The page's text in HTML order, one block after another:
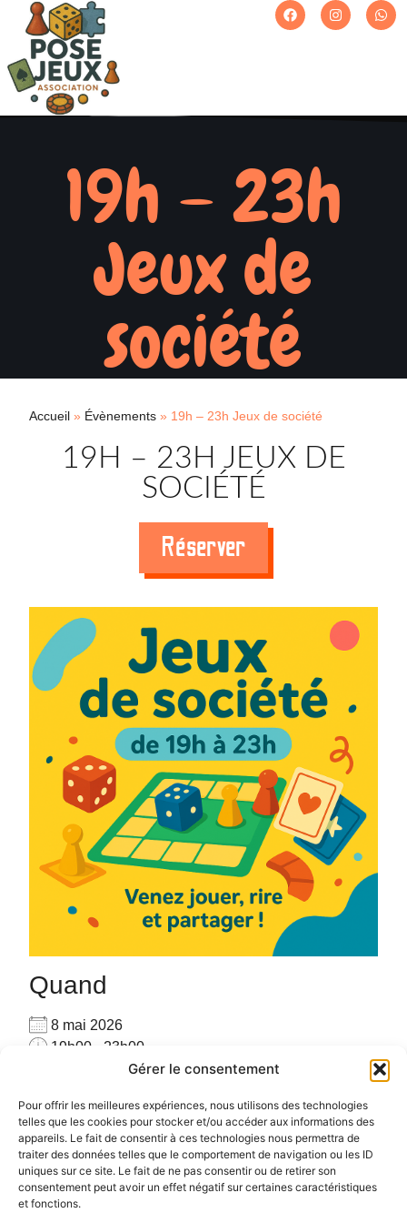
Gérer le consentement
Pour offrir les meilleures expériences, nous utilisons des technologies
telles que les cookies pour stocker et/ou accéder aux informations des
appareils. Le fait de consentir à ces technologies nous permettra de
traiter des données telles que le comportement de navigation ou les ID
uniques sur ce site. Le fait de ne pas consentir ou de retirer son
consentement peut avoir un effet négatif sur certaines caractéristiques
et fonctions.
19h – 23h
Jeux de
société
Accueil » Évènements » 19h – 23h Jeux de société
19H – 23H JEUX DE
SOCIÉTÉ
Réserver
Quand
8 mai 2026
19h00 - 23h00
Ajouter au Calendrier
Télécharger ICS
Calendrier Google
les autres joueurs sur place avec plus de 160 jeux
#PARTAGE #CONVIVIALITE #RENCONTRE #JEUX